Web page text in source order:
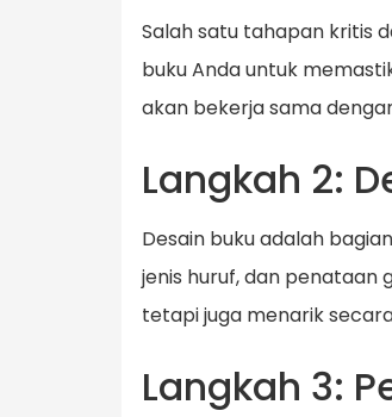
Salah satu tahapan kritis
buku Anda untuk
akan bekerja sama
Langkah 2:
Desain buku adalah
jenis huruf, dan penataan
tetapi juga menarik
Langkah 3: